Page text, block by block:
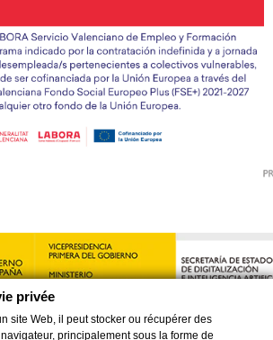
privée
site Web, il peut stocker ou récupérer des
principalement sous la forme de